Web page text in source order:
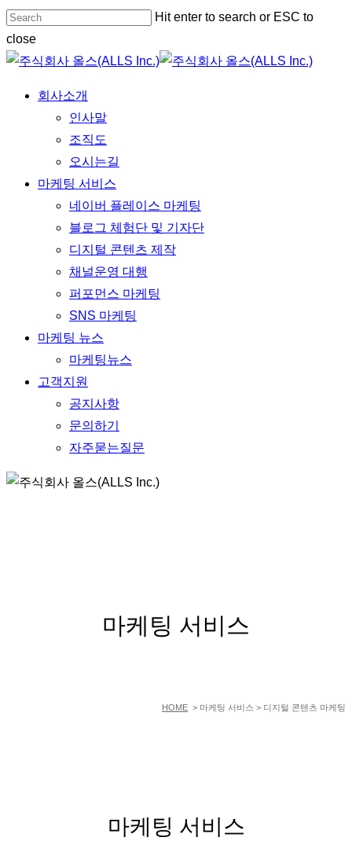
Skip
to
main
Hit enter to search or ESC to
close
Close
Menu
회사소개
인사말
조직도
오시는길
마케팅 서비스
네이버 플레이스 마케팅
블로그 체험단 및 기자단
디지털 콘텐츠 제작
채널운영 대행
퍼포먼스 마케팅
SNS 마케팅
마케팅 뉴스
마케팅뉴스
고객지원
공지사항
문의하기
자주묻는질문
마케팅 서비스
HOME > 마케팅 서비스 > 디지털 콘텐츠 마케팅
마케팅 서비스
Menu